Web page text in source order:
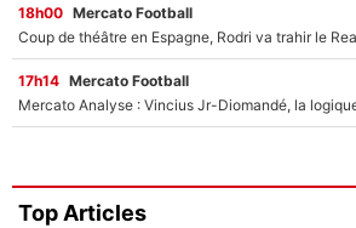
18h00 Mercato Football
17h14 Mercato Football
Top Articles